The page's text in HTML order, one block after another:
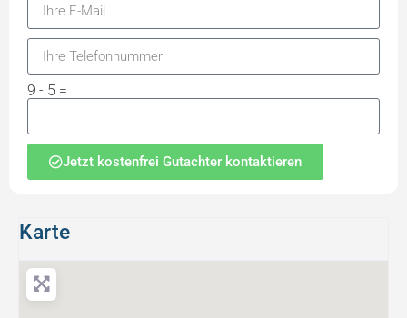
Karte
9 - 5 =
Jetzt kostenfrei Gutachter kontaktieren